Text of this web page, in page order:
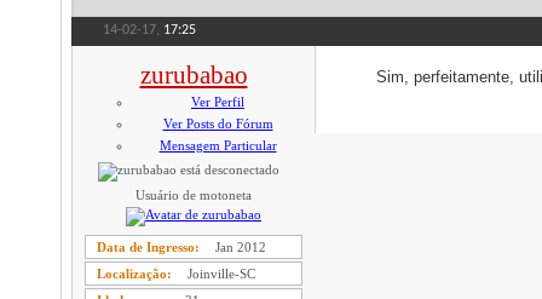
14-02-17, 17:25
zurubabao
Ver Perfil
Ver Posts do Fórum
Mensagem Particular
Usuário de motoneta
Data de Ingresso
Jan 2012
Localização
Joinville-SC
Sim, perfeitamente,